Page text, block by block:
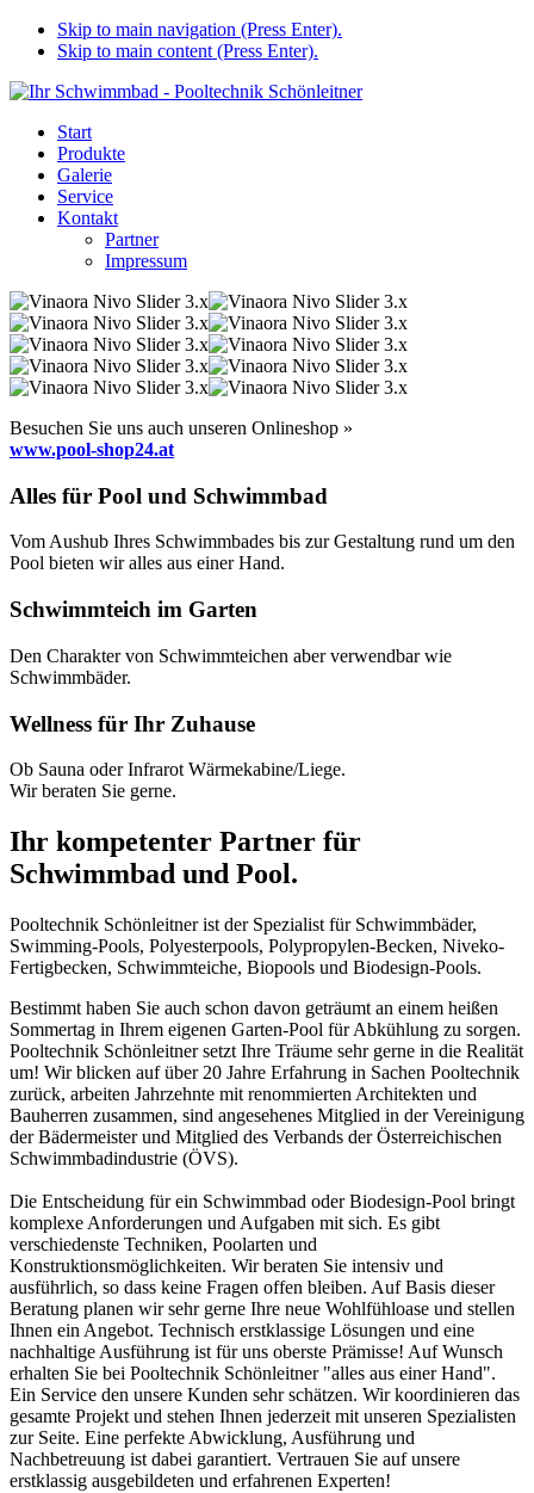
Skip to main navigation (Press Enter).
Skip to main content (Press Enter).
Start
Produkte
Galerie
Service
Kontakt
Partner
Impressum
Besuchen Sie uns auch unseren Onlineshop »
www.pool-shop24.at
Alles für Pool und Schwimmbad
Vom Aushub Ihres Schwimmbades bis zur Gestaltung rund um den
Pool bieten wir alles aus einer Hand.
Schwimmteich im Garten
Den Charakter von Schwimmteichen aber verwendbar wie
Schwimmbäder.
Wellness für Ihr Zuhause
Ob Sauna oder Infrarot Wärmekabine/Liege.
Wir beraten Sie gerne.
Ihr kompetenter Partner für
Schwimmbad und Pool.
Pooltechnik Schönleitner ist der Spezialist für Schwimmbäder,
Swimming-Pools, Polyesterpools, Polypropylen-Becken, Niveko-
Fertigbecken, Schwimmteiche, Biopools und Biodesign-Pools.
Bestimmt haben Sie auch schon davon geträumt an einem heißen
Sommertag in Ihrem eigenen Garten-Pool für Abkühlung zu sorgen.
Pooltechnik Schönleitner setzt Ihre Träume sehr gerne in die Realität
um! Wir blicken auf über 20 Jahre Erfahrung in Sachen Pooltechnik
zurück, arbeiten Jahrzehnte mit renommierten Architekten und
Bauherren zusammen, sind angesehenes Mitglied in der Vereinigung
der Bädermeister und Mitglied des Verbands der Österreichischen
Schwimmbadindustrie (ÖVS).
Die Entscheidung für ein Schwimmbad oder Biodesign-Pool bringt
komplexe Anforderungen und Aufgaben mit sich. Es gibt
verschiedenste Techniken, Poolarten und
Konstruktionsmöglichkeiten. Wir beraten Sie intensiv und
ausführlich, so dass keine Fragen offen bleiben. Auf Basis dieser
Beratung planen wir sehr gerne Ihre neue Wohlfühloase und stellen
Ihnen ein Angebot. Technisch erstklassige Lösungen und eine
nachhaltige Ausführung ist für uns oberste Prämisse! Auf Wunsch
erhalten Sie bei Pooltechnik Schönleitner "alles aus einer Hand".
Ein Service den unsere Kunden sehr schätzen. Wir koordinieren das
gesamte Projekt und stehen Ihnen jederzeit mit unseren Spezialisten
zur Seite. Eine perfekte Abwicklung, Ausführung und
Nachbetreuung ist dabei garantiert. Vertrauen Sie auf unsere
erstklassig ausgebildeten und erfahrenen Experten!